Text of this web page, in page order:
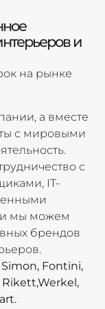
и
на рынке
а вместе
с мировыми
с
IT-
и мы можем
брендов
Fontini,